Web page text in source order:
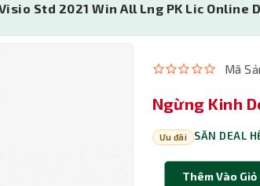
Std 2021 Win All Lng PK Lic Online
Mã
Ngừng Kinh
Ưu đãi SĂN DEAL
Thêm Vào Giỏ